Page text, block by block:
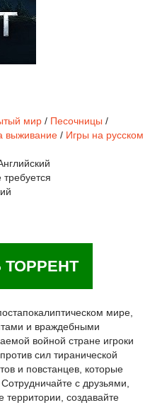
мир / Песочницы /
выживание / Игры на русском
требуется
ТОРРЕНТ
мире,
и враждебными
войной стране игроки
сил тиранической
и повстанцев, которые
с друзьями,
территории, создавайте